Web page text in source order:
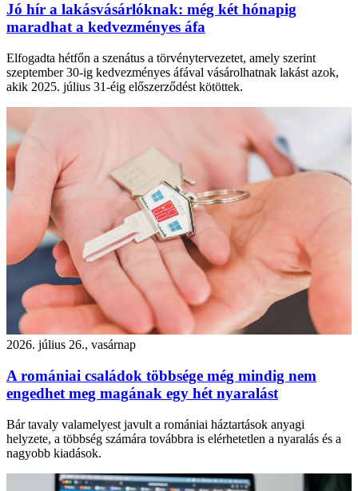
Jó hír a lakásvásárlóknak: még két hónapig
maradhat a kedvezményes áfa
Elfogadta hétfőn a szenátus a törvénytervezetet, amely szerint
szeptember 30-ig kedvezményes áfával vásárolhatnak lakást azok,
akik 2025. július 31-éig előszerződést kötöttek.
2026. július 26., vasárnap
A romániai családok többsége még mindig nem
engedhet meg magának egy hét nyaralást
Bár tavaly valamelyest javult a romániai háztartások anyagi
helyzete, a többség számára továbbra is elérhetetlen a nyaralás és a
nagyobb kiadások.